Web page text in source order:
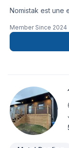
Nomistak est une
rénovation autant
qualité et de
Member Since 2024